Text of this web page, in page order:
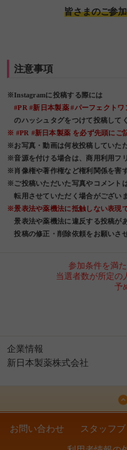
皆さまのご参
注意事項
※Instagramに投稿する際には
#PR #新日本製薬 #パーフェクト
のハッシュタグをつけて投稿してく
※ #PR #新日本製薬 を必ず先頭にご
※お写真・動画は何枚投稿していた
※音源を付ける場合は、商用利用フ
※肖像権や著作権など権利関係を害
※ご投稿いただいた写真やコメント
転用させていただく場合がござい
※景表法や薬機法に抵触しない表現
景表法や薬機法に違反する投稿が
投稿の修正・削除依頼をお願いさ
参加条件を満
当選者数が所定の
予
企業情報
新日本製薬株式会社
お問い合わせ スタッフ